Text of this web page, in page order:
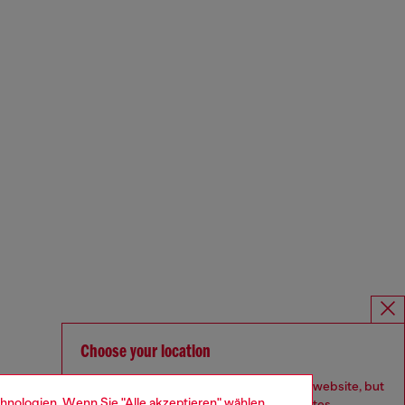
Choose your location
You are currently browsing Deutschland website, but